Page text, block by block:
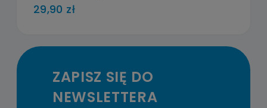
29,90 zł
ZAPISZ SIĘ DO
NEWSLETTERA